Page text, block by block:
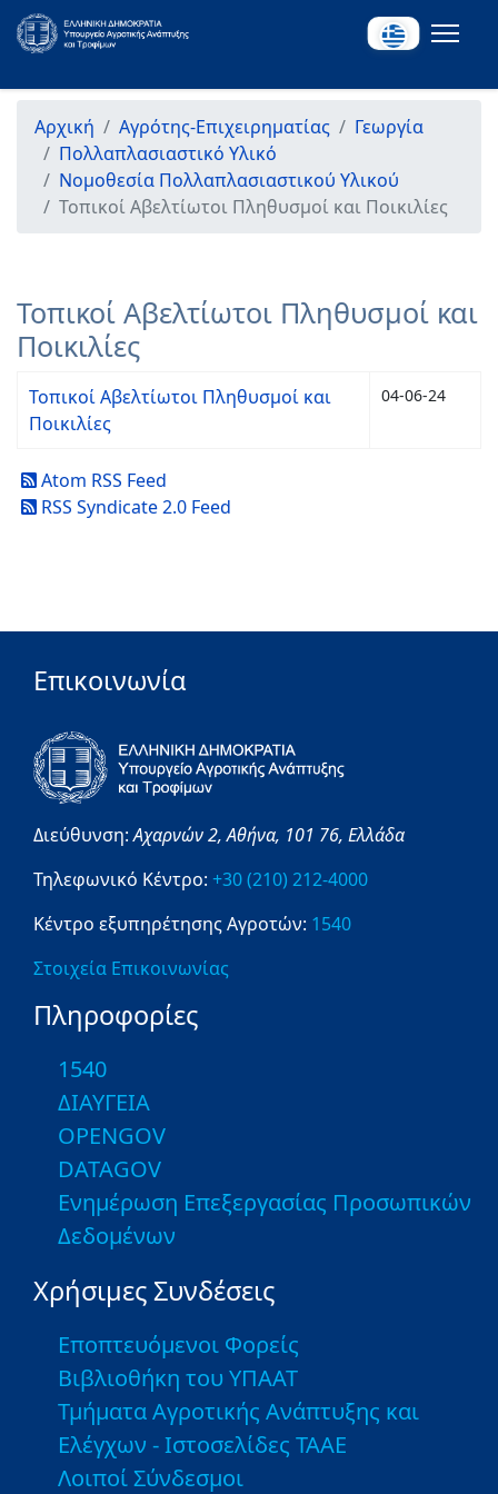
Αρχική Αγρότης-Επιχειρηματίας
Γεωργία
Πολλαπλασιαστικό Υλικό
Νομοθεσία Πολλαπλασιαστικού Υλικού
Τοπικοί Αβελτίωτοι Πληθυσμοί και Ποικιλίες
Τοπικοί Αβελτίωτοι Πληθυσμοί και
Ποικιλίες
Τοπικοί Αβελτίωτοι Πληθυσμοί και
Ποικιλίες
04-06-24
Atom RSS Feed
RSS Syndicate 2.0 Feed
Επικοινωνία
Διεύθυνση:Αχαρνών 2,Αθήνα, 101 76, Ελλάδα
Τηλεφωνικό Κέντρο: +30 (210) 212-4000
Κέντρο εξυπηρέτησης Αγροτών: 1540
Στοιχεία Επικοινωνίας
Πληροφορίες
1540
ΔΙΑΥΓΕΙΑ
OPENGOV
DATAGOV
Ενημέρωση Επεξεργασίας Προσωπικών
Δεδομένων
Χρήσιμες Συνδέσεις
Εποπτευόμενοι Φορείς
Βιβλιοθήκη του ΥΠΑΑΤ
Τμήματα Αγροτικής Ανάπτυξης και
Ελέγχων - Ιστοσελίδες ΤΑΑΕ
Λοιποί Σύνδεσμοι